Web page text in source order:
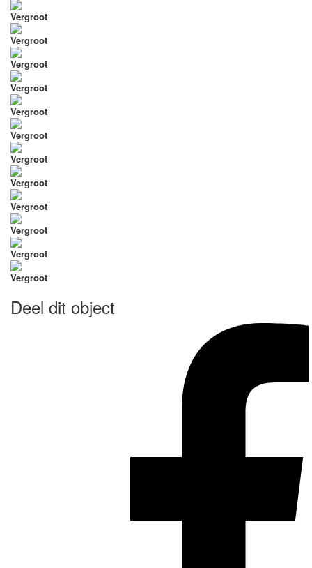
Vergroot
Vergroot
Vergroot
Vergroot
Vergroot
Vergroot
Vergroot
Vergroot
Vergroot
Vergroot
Vergroot
Vergroot
Deel dit object